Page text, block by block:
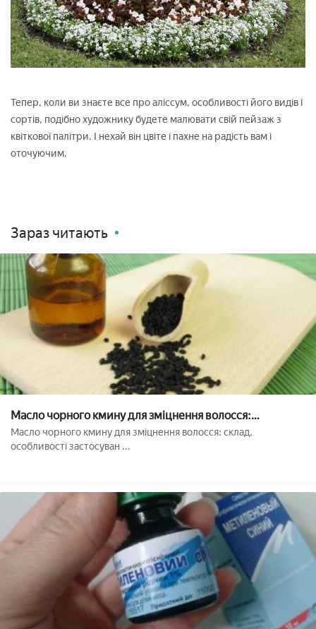
Тепер, коли ви знаєте все про аліссум, особливості його видів і
сортів, подібно художнику будете малювати свій пейзаж з
квіткової палітри. І нехай він цвіте і пахне на радість вам і
оточуючим.
Зараз читають
Масло чорного кмину для зміцнення волосся:
особливості застосування, корисні властивості, для
зростання бороди, від сивини, фото
Масло чорного кмину для зміцнення волосся: склад,
особливості застосуван ...